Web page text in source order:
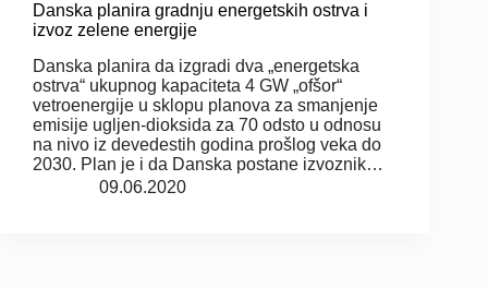
Danska planira gradnju energetskih ostrva i
izvoz zelene energije
Danska planira da izgradi dva „energetska
ostrva“ ukupnog kapaciteta 4 GW „ofšor“
vetroenergije u sklopu planova za smanjenje
emisije ugljen-dioksida za 70 odsto u odnosu
na nivo iz devedestih godina prošlog veka do
2030. Plan je i da Danska postane izvoznik…
09.06.2020